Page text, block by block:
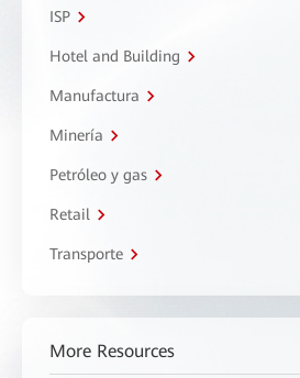
ISP
Hotel and Building
Manufactura
Minería
Petróleo y gas
Retail
Transporte
More Resources